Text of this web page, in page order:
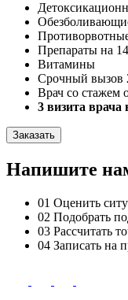
Препараты на
Витамины
Срочный вызов
Врач со стажем
3 визита врача
Заказать
Напишите
01 Оценить
02 Подобрать
03 Рассчитать
04 Записать на